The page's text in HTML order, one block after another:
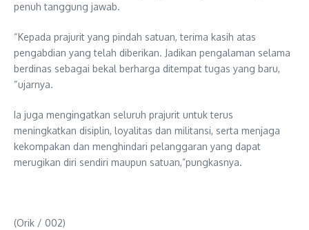
penuh tanggung jawab.
“Kepada prajurit yang pindah satuan, terima kasih atas
pengabdian yang telah diberikan. Jadikan pengalaman selama
berdinas sebagai bekal berharga ditempat tugas yang baru,
“ujarnya.
Ia juga mengingatkan seluruh prajurit untuk terus
meningkatkan disiplin, loyalitas dan militansi, serta menjaga
kekompakan dan menghindari pelanggaran yang dapat
merugikan diri sendiri maupun satuan,”pungkasnya.
(Orik / 002)